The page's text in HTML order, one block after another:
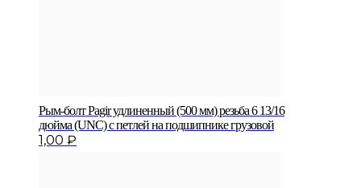
Рым-болт Pagir удлиненный (500 мм) резьба 6 13/16
дюйма (UNC) с петлей на подшипнике грузовой
1,00 ₽